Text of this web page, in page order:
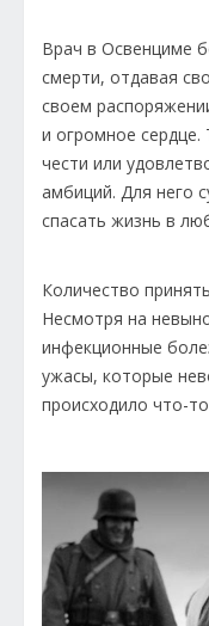
Врач в Освенциме
смерти, отдавая
своем
и огромное
чести или
амбиций. Для него
спасать жизнь в
Количество
Несмотря на
инфекционные
ужасы, которые
происходило что-